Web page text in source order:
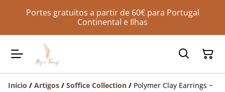
Portes gratuitos a partir de 60€ para Portugal
Continental e Ilhas
Início / Artigos / Soffice Collection / Polymer Clay Earrings ~